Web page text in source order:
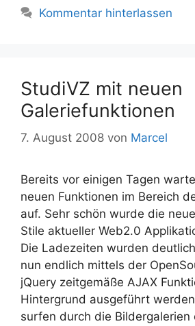
Kommentar hinterlassen
StudiVZ mit neuen
Galeriefunktionen
7. August 2008 von Marcel
Bereits vor einigen Tagen
neuen Funktionen im Bereich
auf. Sehr schön wurde die
Stile aktueller Web2.0
Die Ladezeiten wurden
nun endlich mittels der
jQuery zeitgemäße AJAX
Hintergrund ausgeführt
surfen durch die